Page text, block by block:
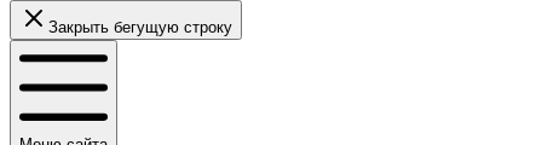
Закрыть бегущую строку